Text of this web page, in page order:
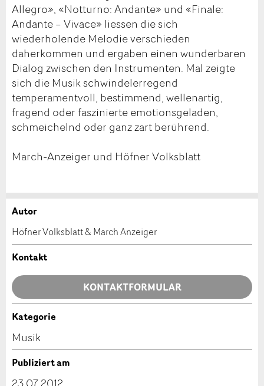
Allegro», «Notturno: Andante» und «Finale:
Andante – Vivace» liessen die sich
wiederholende Melodie verschieden
daherkommen und ergaben einen wunderbaren
Dialog zwischen den Instrumenten. Mal zeigte
sich die Musik schwindelerregend
temperamentvoll, bestimmend, wellenartig,
fragend oder faszinierte emotionsgeladen,
schmeichelnd oder ganz zart berührend.
March-Anzeiger und Höfner Volksblatt
Anzeige beanstanden
Ihr Feedback wird sehr geschätzt!
Allgemeines Feedback
Anzeige nicht mehr gültig
Anzeige unvollständig
Anzeige weiterempfehlen
Empfehlen Sie diese Anzeige an Freunde weiter.
Autor
Höfner Volksblatt & March Anzeiger
Kontakt
KONTAKTFORMULAR
Kontakt
Verfassen Sie eine Nachricht für die Kontaktpersonen
Kategorie
Musik
Publiziert am